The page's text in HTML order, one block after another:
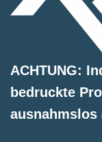
ACHTUNG:
bedruckte
ausnahmslos